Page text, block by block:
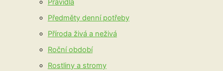
Pravidla
Předměty denní potřeby
Příroda živá a neživá
Roční období
Rostliny a stromy